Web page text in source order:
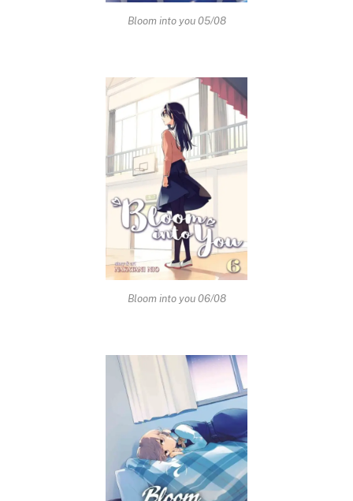
Bloom into you 05/08
Bloom into you 06/08